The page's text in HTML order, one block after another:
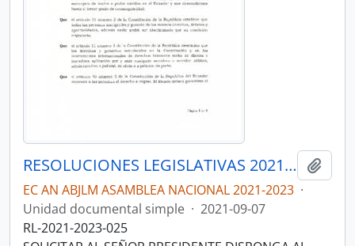
RESOLUCIONES LEGISLATIVAS 2021-2023
EC AN ABJLM ASAMBLEA NACIONAL 2021-2023 ·
Unidad documental simple · 2021-09-07
RL-2021-2023-025